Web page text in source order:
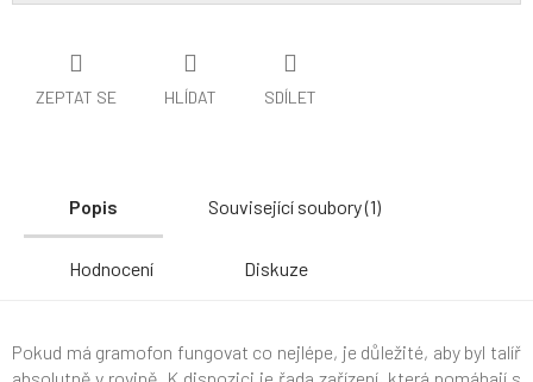
ZEPTAT SE HLÍDAT SDÍLET
Popis Související soubory (1)
Hodnocení Diskuze
Pokud má gramofon fungovat co nejlépe, je důležité, aby byl talíř